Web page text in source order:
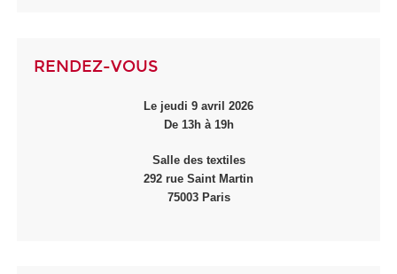
RENDEZ-VOUS
Le jeudi 9 avril 2026
De 13h à 19h
Salle des textiles
292 rue Saint Martin
75003 Paris